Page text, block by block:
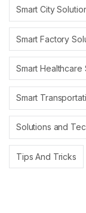
Smart City
Smart Factory
Smart Healthcare
Smart
Solutions and
Tips And Tricks